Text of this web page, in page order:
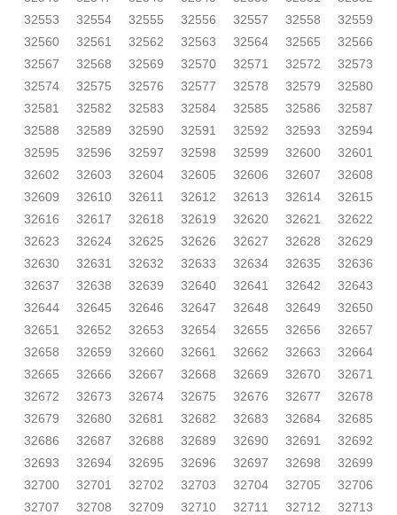
32553
32554 32555 32556 32557 32558
32559
32560
32561 32562 32563 32564 32565
32566
32567
32568 32569 32570 32571 32572
32573
32574
32575 32576 32577 32578 32579
32580
32581
32582 32583 32584 32585 32586
32587
32588
32589 32590 32591 32592 32593
32594
32595
32596 32597 32598 32599 32600
32601
32602
32603 32604 32605 32606 32607
32608
32609
32610 32611 32612 32613 32614
32615
32616
32617 32618 32619 32620 32621
32622
32623
32624 32625 32626 32627 32628
32629
32630
32631 32632 32633 32634 32635
32636
32637
32638 32639 32640 32641 32642
32643
32644
32645 32646 32647 32648 32649
32650
32651
32652 32653 32654 32655 32656
32657
32658
32659 32660 32661 32662 32663
32664
32665
32666 32667 32668 32669 32670
32671
32672
32673 32674 32675 32676 32677
32678
32679
32680 32681 32682 32683 32684
32685
32686
32687 32688 32689 32690 32691
32692
32693
32694 32695 32696 32697 32698
32699
32700
32701 32702 32703 32704 32705
32706
32707
32708 32709 32710 32711 32712
32713